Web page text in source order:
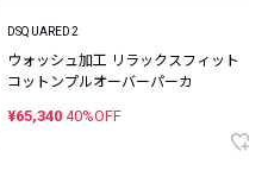
DSQUARED2
ウォッシュ加工 リラックスフィット
コットンプルオーバーパーカ
¥65,340 40%OFF